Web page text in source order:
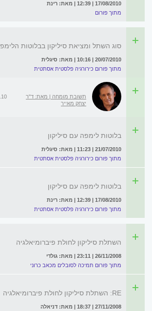
17/08/2010 | 12:39 | מאת: רינת
מתוך פורום
סוג השתל ומציאת סיליקון בבלוטות
20/07/2010 | 10:16 | מאת: סיגלית
מתוך פורום כירורגיה פלסטית אסתטית
תשובת מומחה | מאת: ד"ר
יצחק מאייר
בלוטות לימפה עם סיליקון
21/07/2010 | 11:23 | מאת: סיגלית
מתוך פורום כירורגיה פלסטית אסתטית
בלוטות לימפה עם סיליקון
17/08/2010 | 12:39 | מאת: רינת
מתוך פורום כירורגיה פלסטית אסתטית
השתלת סיליקון לחולת פיברומיאלגיה
26/11/2008 | 23:11 | מאת: גולדי
מתוך פורום תמיכה לסובלים מכאב כרוני
RE: השתלת סיליקון לחולת פיברומיאלגיה
27/11/2008 | 18:37 | מאת: דניאלה